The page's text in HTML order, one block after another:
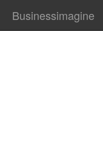
Businessimagine